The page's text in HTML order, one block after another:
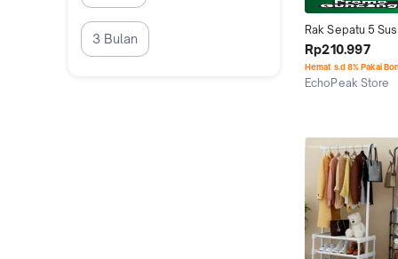
3 Bulan
Rak Sepatu 5
Gantungan Baju
Penyimpanan
Pakaian Rak Topi
Rp210.997
Hemat s.d 8% Pakai
EchoPeak Store